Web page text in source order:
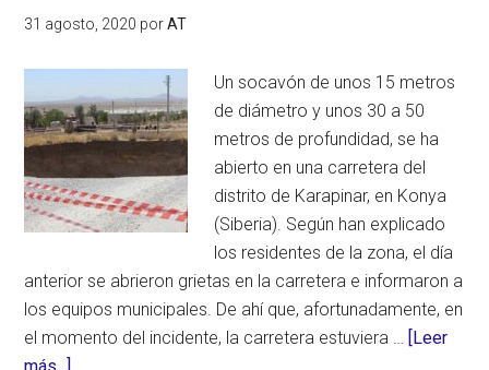
ratas
gigantescas
(Estados
Unidos)
31 agosto, 2020 porAT
Un socavón de unos 15 metros
de diámetro y unos 30 a 50
metros de profundidad, se ha
abierto en una carretera del
distrito de Karapinar, en Konya
(Siberia). Según han explicado
los residentes de la zona, el día
anterior se abrieron grietas en la carretera e informaron a
los equipos municipales. De ahí que, afortunadamente, en
el momento del incidente, la carretera estuviera … [Leer